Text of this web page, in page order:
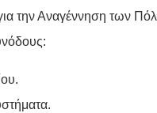
την Αναγέννηση των